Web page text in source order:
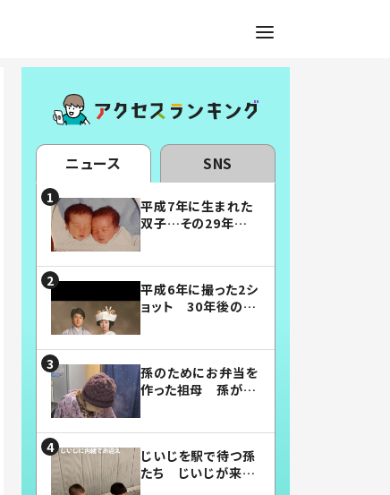
ニュース SNS
平成7年に生まれた
双子…その29年後
平成6年に撮った2シ
ョット 30年後の姿
孫のためにお弁当を
作った祖母 孫が絶
じいじを駅で待つ孫
たち じいじが来た